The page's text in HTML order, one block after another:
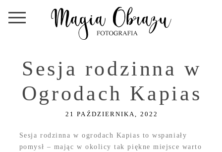
Sesja rodzinna w
Ogrodach Kapias
21 PAŹDZIERNIKA, 2022
Sesja rodzinna w ogrodach Kapias to wspaniały
pomysł – mając w okolicy tak piękne miejsce warto